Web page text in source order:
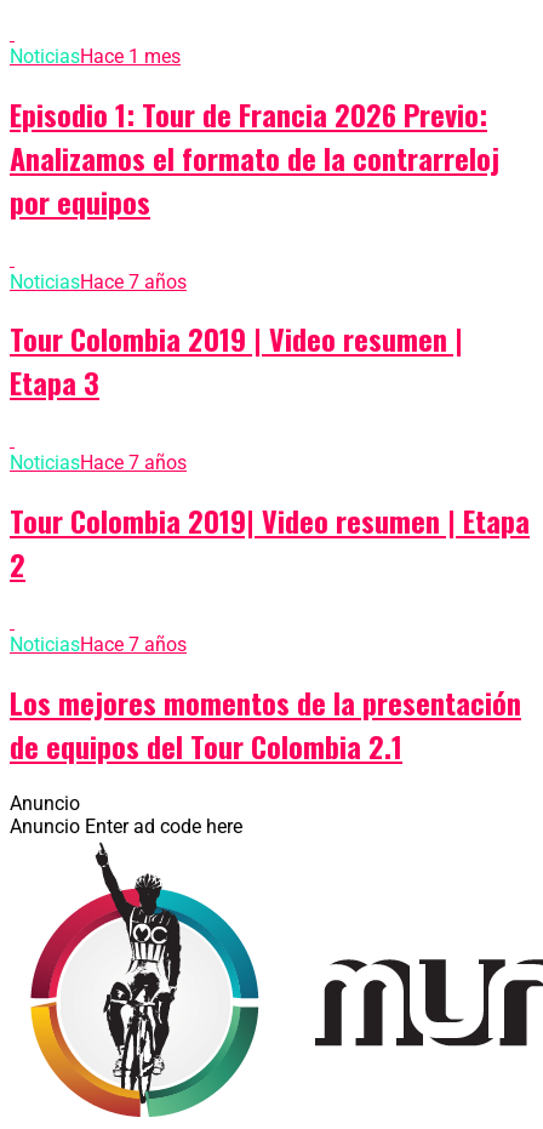
NoticiasHace 1 mes
Episodio 1: Tour de Francia 2026 Previo:
Analizamos el formato de la contrarreloj
por equipos
NoticiasHace 7 años
Tour Colombia 2019 | Video resumen |
Etapa 3
NoticiasHace 7 años
Tour Colombia 2019| Video resumen | Etapa
2
NoticiasHace 7 años
Los mejores momentos de la presentación
de equipos del Tour Colombia 2.1
Anuncio
Anuncio Enter ad code here